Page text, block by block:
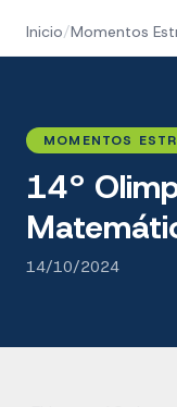
Inicio/Momentos
MOMENTOS
14º
14/10/2024